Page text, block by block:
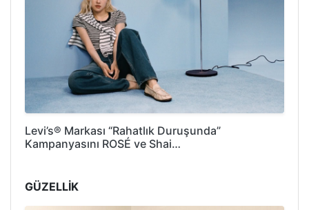
Levi’s® Markası “Rahatlık Duruşunda”
Kampanyasını ROSÉ ve Shai…
GÜZELLİK